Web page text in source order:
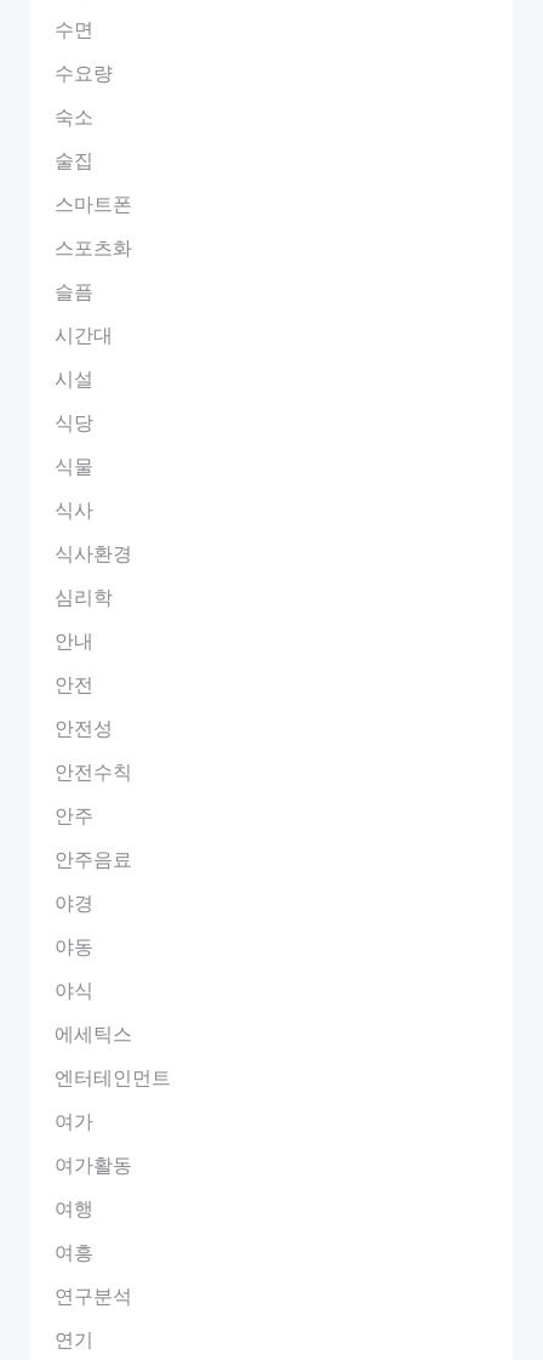
수면
수요량
숙소
술집
스마트폰
스포츠화
슬픔
시간대
시설
식당
식물
식사
식사환경
심리학
안내
안전
안전성
안전수칙
안주
안주음료
야경
야동
야식
에세틱스
엔터테인먼트
여가
여가활동
여행
여흥
연구분석
연기